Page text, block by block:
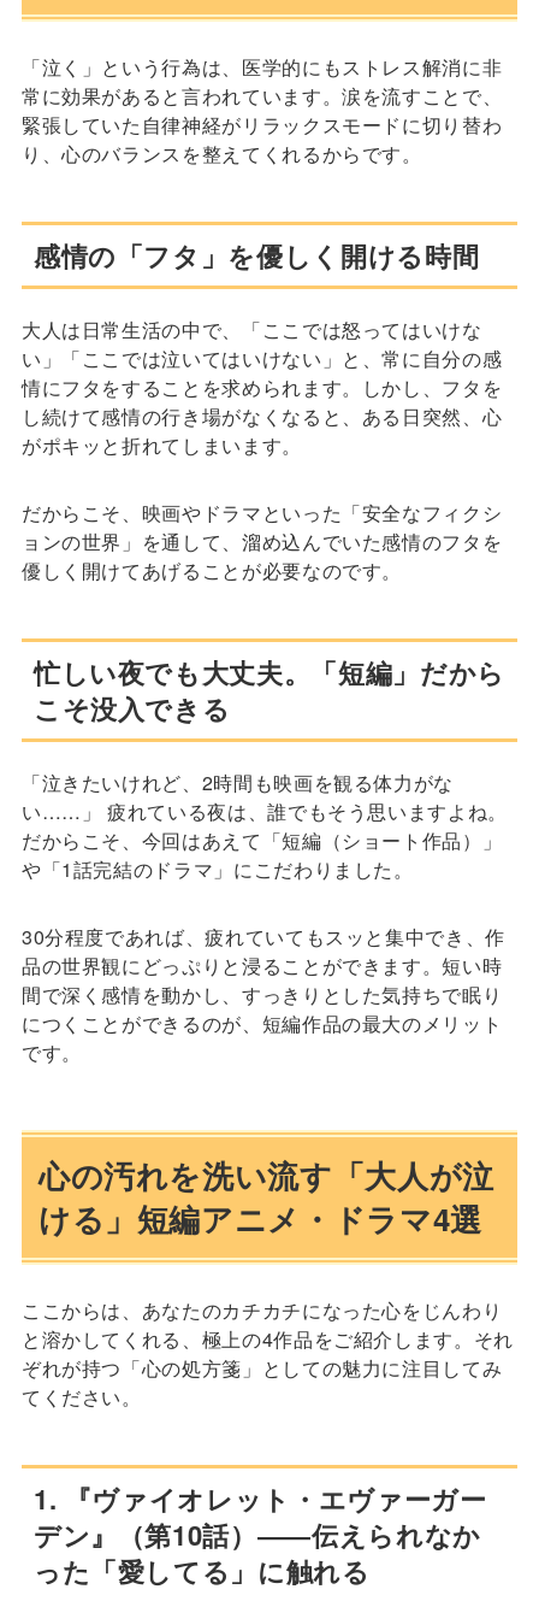
「泣く」という行為は、医学的にもストレス解消に非
常に効果があると言われています。涙を流すことで、
緊張していた自律神経がリラックスモードに切り替わ
り、心のバランスを整えてくれるからです。
感情の「フタ」を優しく開ける時間
大人は日常生活の中で、「ここでは怒ってはいけな
い」「ここでは泣いてはいけない」と、常に自分の感
情にフタをすることを求められます。しかし、フタを
し続けて感情の行き場がなくなると、ある日突然、心
がポキッと折れてしまいます。
だからこそ、映画やドラマといった「安全なフィクシ
ョンの世界」を通して、溜め込んでいた感情のフタを
優しく開けてあげることが必要なのです。
忙しい夜でも大丈夫。「短編」だから
こそ没入できる
「泣きたいけれど、2時間も映画を観る体力がな
い……」 疲れている夜は、誰でもそう思いますよね。
だからこそ、今回はあえて「短編（ショート作品）」
や「1話完結のドラマ」にこだわりました。
30分程度であれば、疲れていてもスッと集中でき、作
品の世界観にどっぷりと浸ることができます。短い時
間で深く感情を動かし、すっきりとした気持ちで眠り
につくことができるのが、短編作品の最大のメリット
です。
心の汚れを洗い流す「大人が泣
ける」短編アニメ・ドラマ4選
ここからは、あなたのカチカチになった心をじんわり
と溶かしてくれる、極上の4作品をご紹介します。それ
ぞれが持つ「心の処方箋」としての魅力に注目してみ
てください。
1. 『ヴァイオレット・エヴァーガー
デン』（第10話）――伝えられなか
った「愛してる」に触れる